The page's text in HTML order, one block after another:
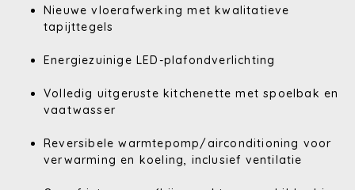
Nieuwe vloerafwerking met kwalitatieve
tapijttegels
Energiezuinige LED-plafondverlichting
Volledig uitgeruste kitchenette met spoelbak en
vaatwasser
Reversibele warmtepomp/airconditioning voor
verwarming en koeling, inclusief ventilatie